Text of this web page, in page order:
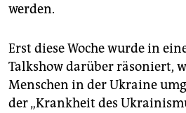
werden.
Erst diese Woche wurde in
Talkshow darüber räsoniert,
Menschen in der Ukraine
der „Krankheit des